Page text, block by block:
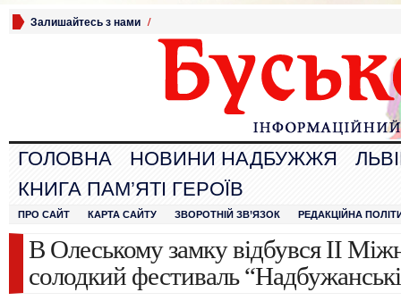
Залишайтесь з нами /
ГОЛОВНА НОВИНИ НАДБУЖЖЯ
КНИГА ПАМ’ЯТІ ГЕРОЇВ
ПРО САЙТ КАРТА САЙТУ ЗВОРОТНІЙ ЗВ’ЯЗОК РЕДАКЦІЙНА
В Олеському замку відбувся ІІ
солодкий фестиваль